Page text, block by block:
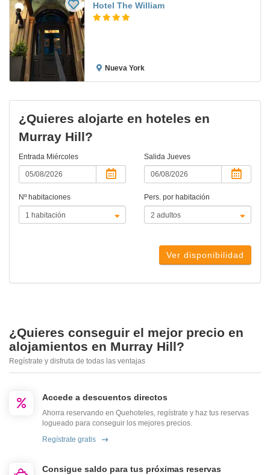
Hotel The William
Nueva York
¿Quieres alojarte en hoteles en
Murray Hill?
Entrada Miércoles Salida Jueves
Nº habitaciones Pers. por habitación
Ver disponibilidad
¿Quieres conseguir el mejor precio en
alojamientos en Murray Hill?
Regístrate y disfruta de todas las ventajas
Accede a descuentos directos
Ahorra reservando en Quehoteles, regístrate y haz tus reservas
logueado para conseguir los mejores precios.
Regístrate gratis
Consigue saldo para tus próximas reservas